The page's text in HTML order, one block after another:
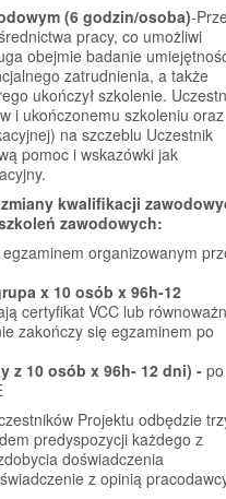
(6 godzin/osoba)-
pracy, co umożliwi
obejmie badanie
zatrudnienia, a także
ukończył szkolenie.
i ukończonemu szkoleniu oraz
na szczeblu Uczestnik
pomoc i wskazówki jak
kwalifikacji
zawodowych:
organizowanym
x 10 osób x 96h-12
certyfikat VCC lub
zakończy się egzaminem po
z 10 osób x 96h- 12 dni) - po
Projektu odbędzie
predyspozycji każdego z
doświadczenia
z opinią